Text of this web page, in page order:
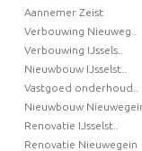
Aannemer Zeist
Verbouwing Nieuweg..
Verbouwing IJssels..
Nieuwbouw IJsselst..
Vastgoed onderhoud..
Nieuwbouw
Renovatie IJsselst..
Renovatie Nieuwegein